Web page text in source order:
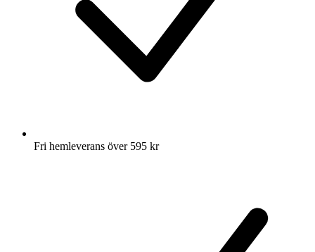
Fri hemleverans över 595 kr